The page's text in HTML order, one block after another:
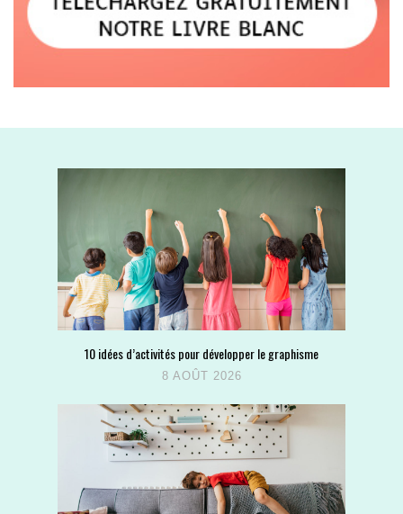
10 idées d’activités pour développer le graphisme
8 AOÛT 2026